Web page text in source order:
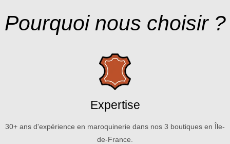
Pourquoi nous choisir ?
Expertise
30+ ans d'expérience en maroquinerie dans nos 3 boutiques en Île-
de-France.